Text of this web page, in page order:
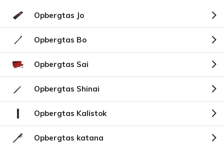
Opbergtas Jo
Opbergtas Bo
Opbergtas Sai
Opbergtas Shinai
Opbergtas Kalistok
Opbergtas katana